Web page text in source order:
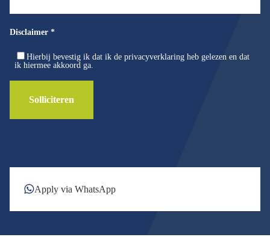
Disclaimer *
Hierbij bevestig ik dat ik de privacyverklaring heb gelezen en dat
ik hiermee akkoord ga.
Solliciteren
Apply via WhatsApp